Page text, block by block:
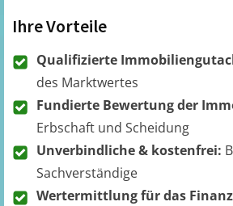
Ihre Vorteile
Qualifizierte
des Marktwertes
Fundierte Bewertung der
Erbschaft und Scheidung
Unverbindliche & kostenfrei:
Sachverständige
Wertermittlung für das